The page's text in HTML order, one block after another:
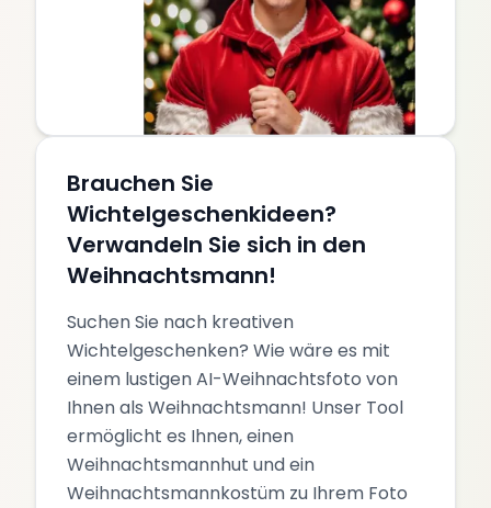
Brauchen Sie
Wichtelgeschenkideen?
Verwandeln Sie sich in den
Weihnachtsmann!
Suchen Sie nach kreativen
Wichtelgeschenken? Wie wäre es mit
einem lustigen AI-Weihnachtsfoto von
Ihnen als Weihnachtsmann! Unser Tool
ermöglicht es Ihnen, einen
Weihnachtsmannhut und ein
Weihnachtsmannkostüm zu Ihrem Foto